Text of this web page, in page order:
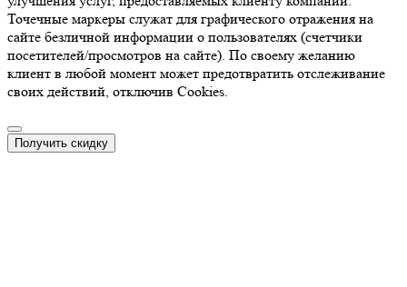
Точечные маркеры служат для графического отражения на
сайте безличной информации о пользователях (счетчики
посетителей/просмотров на сайте). По своему желанию
клиент в любой момент может предотвратить отслеживание
своих действий, отключив Cookies.
Получить скидку